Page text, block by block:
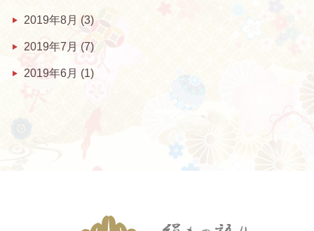
2019年8月 (3)
2019年7月 (7)
2019年6月 (1)